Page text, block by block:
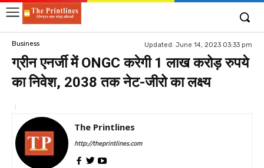
Business Updated: June 14, 2023 03:33 pm
ग्रीन एनर्जी में ONGC करेगी 1 लाख करोड़ रुपये
का निवेश, 2038 तक नेट-जीरो का लक्ष्य
The Printlines
http://theprintlines.com